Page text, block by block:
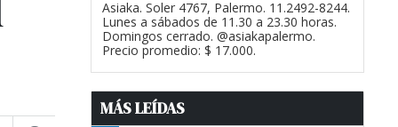
Asiaka. Soler 4767, Palermo. 11.2492-8244.
Lunes a sábados de 11.30 a 23.30 horas.
Domingos cerrado. @asiakapalermo.
Precio promedio: $ 17.000.
MÁS LEÍDAS